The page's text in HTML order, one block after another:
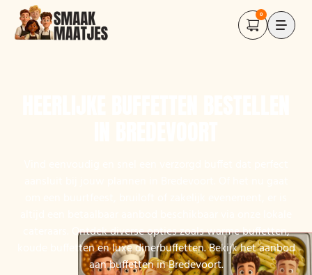
0
cateraars. Ontdek diverse opties zoals warme buffetten,
koude buffetten en luxe dinerbuffetten. Bekijk het aanbod
aan buffetten in Bredevoort.